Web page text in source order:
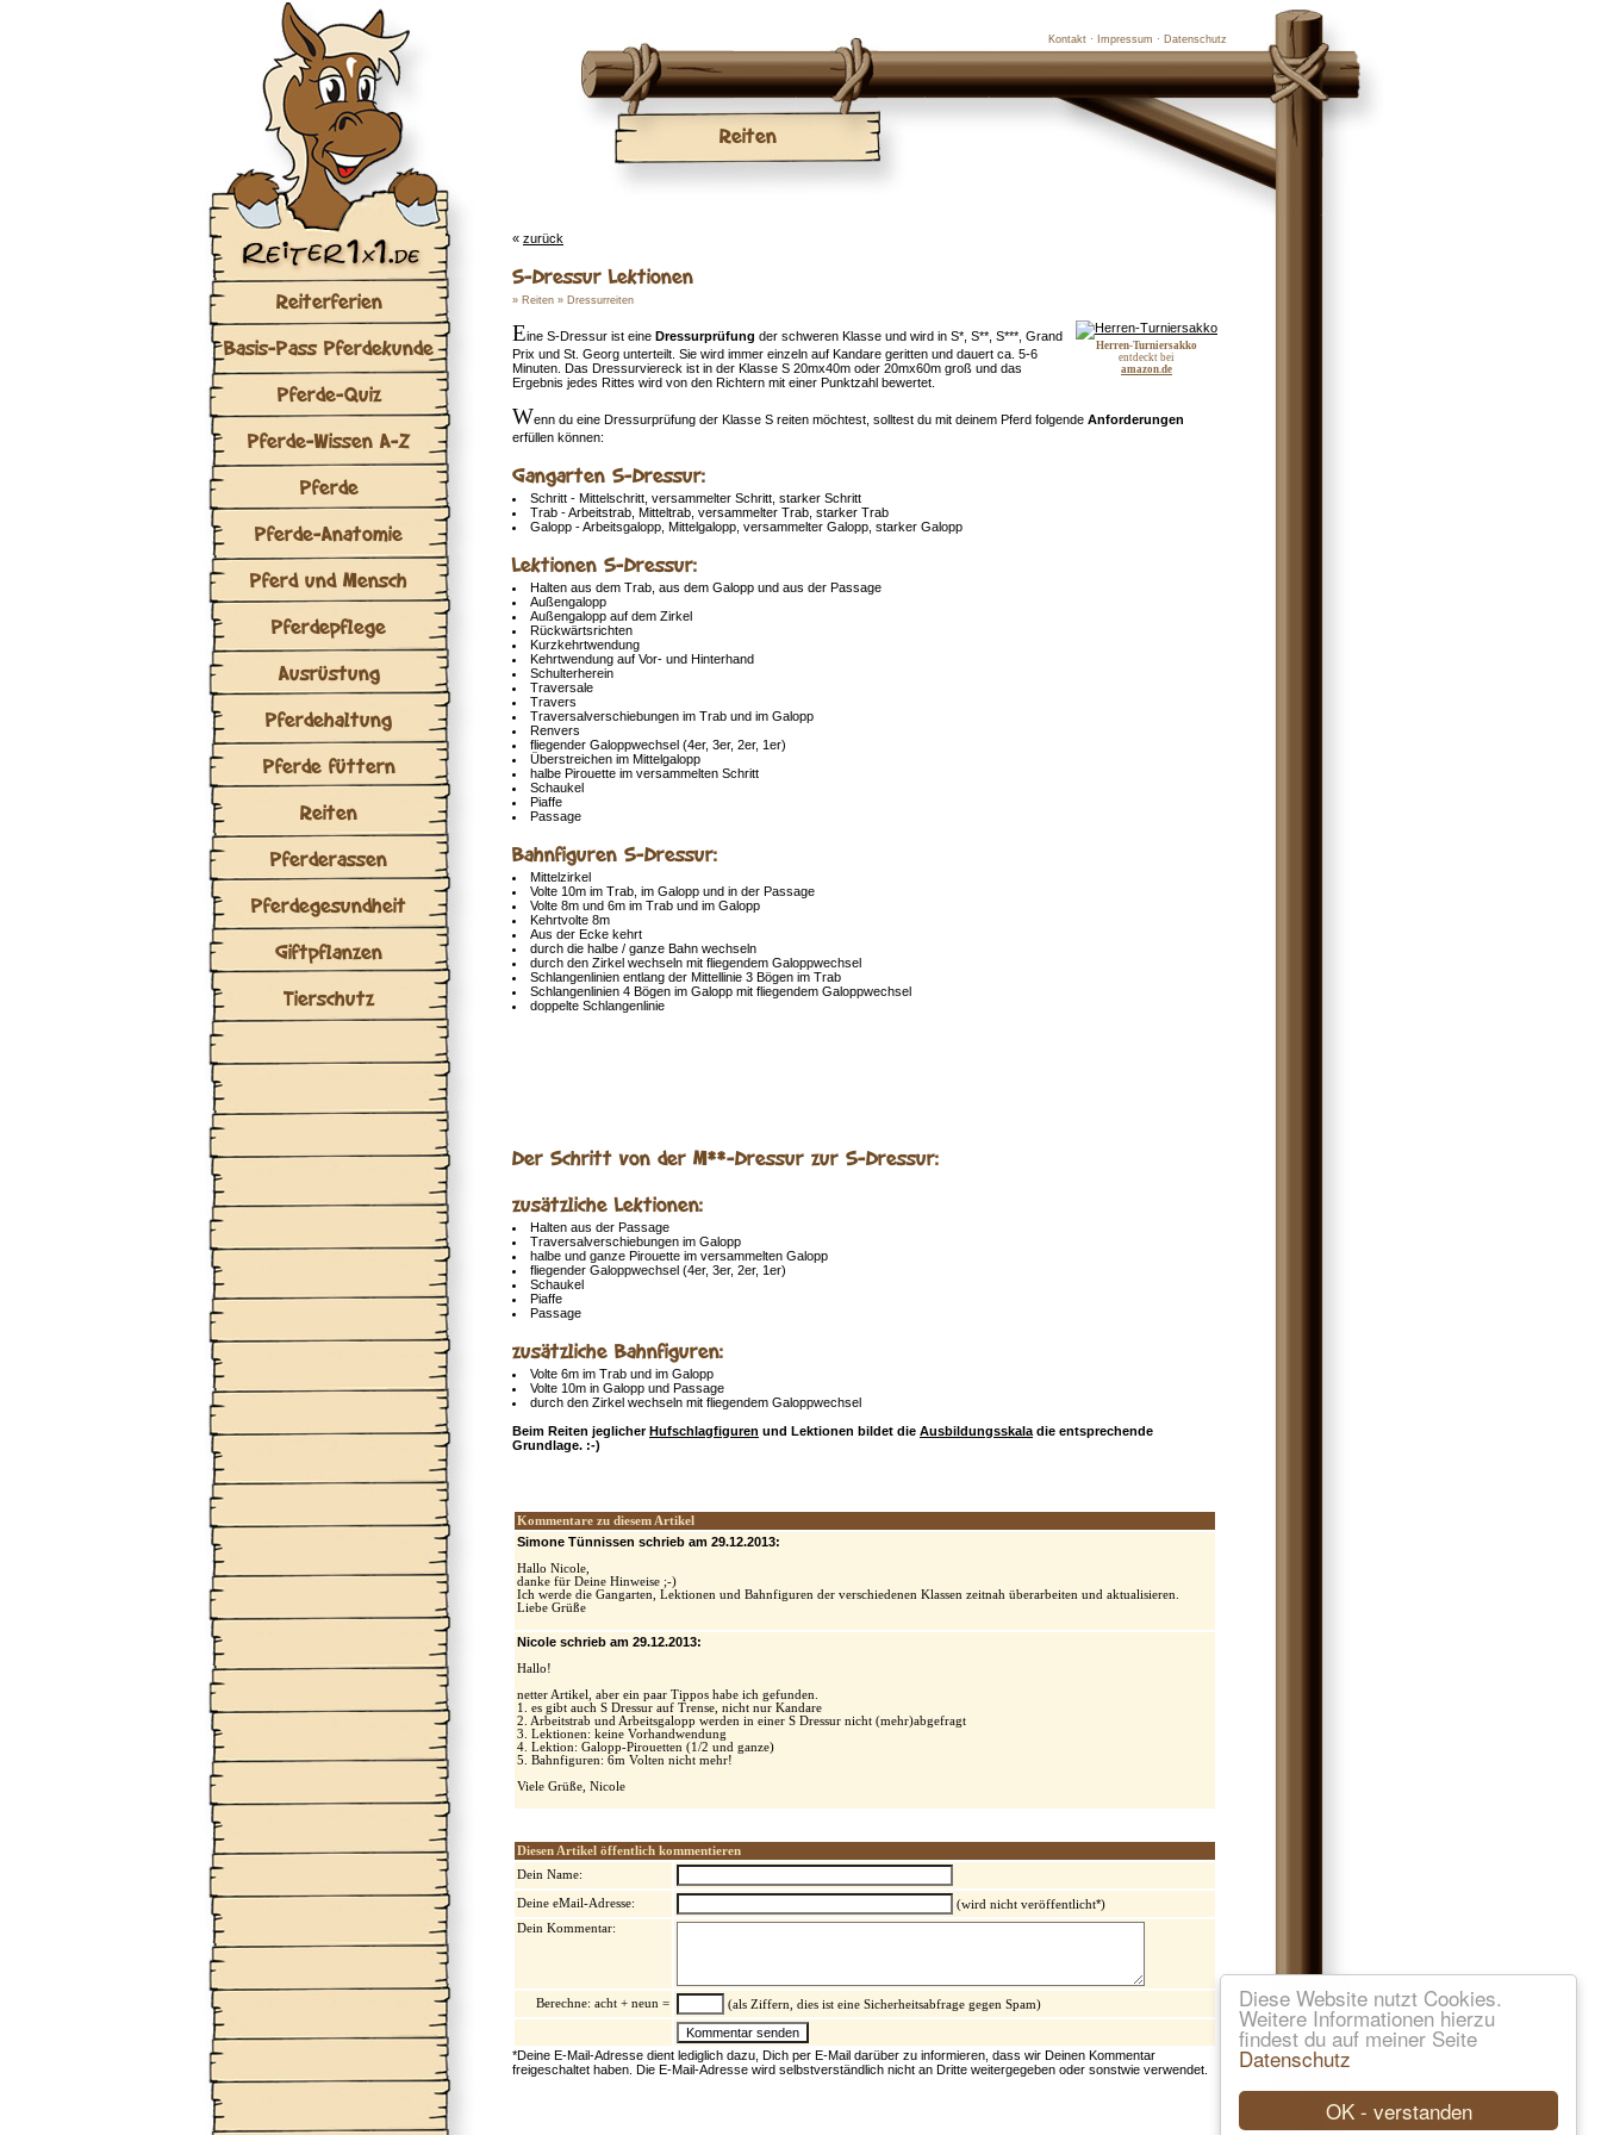
OK - verstanden
Diese Website nutzt Cookies.
Weitere Informationen hierzu
findest du auf meiner Seite
Datenschutz
Reiterferien
Basis-Pass Pferdekunde
Pferde-Quiz
Pferde-Wissen A-Z
Pferde
Pferde-Anatomie
Pferd und Mensch
Pferdepflege
Ausrüstung
Pferdehaltung
Pferde füttern
Reiten
Pferderassen
Pferdegesundheit
Giftpflanzen
Tierschutz
Kontakt · Impressum · Datenschutz
Reiten
« zurück
S-Dressur Lektionen
» Reiten » Dressurreiten
Herren-Turniersakko
entdeckt bei
amazon.de
Eine S-Dressur ist eine Dressurprüfung der schweren Klasse und wird in S*, S**, S***, Grand
Prix und St. Georg unterteilt. Sie wird immer einzeln auf Kandare geritten und dauert ca. 5-6
Minuten. Das Dressurviereck ist in der Klasse S 20mx40m oder 20mx60m groß und das
Ergebnis jedes Rittes wird von den Richtern mit einer Punktzahl bewertet.
Wenn du eine Dressurprüfung der Klasse S reiten möchtest, solltest du mit deinem Pferd folgende Anforderungen
erfüllen können:
Gangarten S-Dressur:
Schritt - Mittelschritt, versammelter Schritt, starker Schritt
Trab - Arbeitstrab, Mitteltrab, versammelter Trab, starker Trab
Galopp - Arbeitsgalopp, Mittelgalopp, versammelter Galopp, starker Galopp
Lektionen S-Dressur:
Halten aus dem Trab, aus dem Galopp und aus der Passage
Außengalopp
Außengalopp auf dem Zirkel
Rückwärtsrichten
Kurzkehrtwendung
Kehrtwendung auf Vor- und Hinterhand
Schulterherein
Traversale
Travers
Traversalverschiebungen im Trab und im Galopp
Renvers
fliegender Galoppwechsel (4er, 3er, 2er, 1er)
Überstreichen im Mittelgalopp
halbe Pirouette im versammelten Schritt
Schaukel
Piaffe
Passage
Bahnfiguren S-Dressur:
Mittelzirkel
Volte 10m im Trab, im Galopp und in der Passage
Volte 8m und 6m im Trab und im Galopp
Kehrtvolte 8m
Aus der Ecke kehrt
durch die halbe / ganze Bahn wechseln
durch den Zirkel wechseln mit fliegendem Galoppwechsel
Schlangenlinien entlang der Mittellinie 3 Bögen im Trab
Schlangenlinien 4 Bögen im Galopp mit fliegendem Galoppwechsel
doppelte Schlangenlinie
Der Schritt von der M**-Dressur zur S-Dressur:
zusätzliche Lektionen:
Halten aus der Passage
Traversalverschiebungen im Galopp
halbe und ganze Pirouette im versammelten Galopp
fliegender Galoppwechsel (4er, 3er, 2er, 1er)
Schaukel
Piaffe
Passage
zusätzliche Bahnfiguren:
Volte 6m im Trab und im Galopp
Volte 10m in Galopp und Passage
durch den Zirkel wechseln mit fliegendem Galoppwechsel
Beim Reiten jeglicherHufschlagfiguren und Lektionen bildet die Ausbildungsskala die entsprechende
Grundlage. :-)
Kommentare zu diesem Artikel
Simone Tünnissen schrieb am 29.12.2013:
Hallo Nicole,
danke für Deine Hinweise ;-)
Ich werde die Gangarten, Lektionen und Bahnfiguren der verschiedenen Klassen zeitnah überarbeiten und aktualisieren.
Liebe Grüße
Nicole schrieb am 29.12.2013:
Hallo!
netter Artikel, aber ein paar Tippos habe ich gefunden.
1. es gibt auch S Dressur auf Trense, nicht nur Kandare
2. Arbeitstrab und Arbeitsgalopp werden in einer S Dressur nicht (mehr)abgefragt
3. Lektionen: keine Vorhandwendung
4. Lektion: Galopp-Pirouetten (1/2 und ganze)
5. Bahnfiguren: 6m Volten nicht mehr!
Viele Grüße, Nicole
Diesen Artikel öffentlich kommentieren
Dein Name:
Deine eMail-Adresse: (wird nicht veröffentlicht*)
Dein Kommentar:
Berechne: acht + neun = (als Ziffern, dies ist eine Sicherheitsabfrage gegen Spam)
*Deine E-Mail-Adresse dient lediglich dazu, Dich per E-Mail darüber zu informieren, dass wir Deinen Kommentar
freigeschaltet haben. Die E-Mail-Adresse wird selbstverständlich nicht an Dritte weitergegeben oder sonstwie verwendet.